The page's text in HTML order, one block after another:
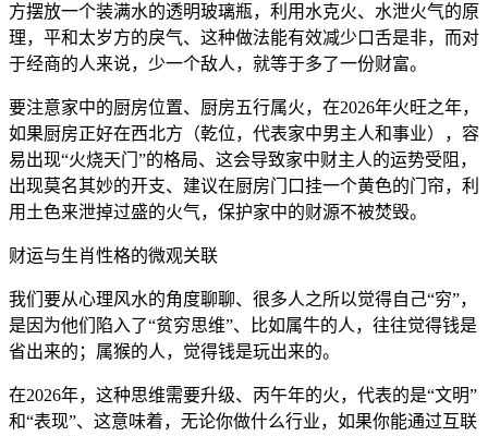
方摆放一个装满水的透明玻璃瓶，利用水克火、水泄火气的原
理，平和太岁方的戾气、这种做法能有效减少口舌是非，而对
于经商的人来说，少一个敌人，就等于多了一份财富。
要注意家中的厨房位置、厨房五行属火，在2026年火旺之年，
如果厨房正好在西北方（乾位，代表家中男主人和事业），容
易出现“火烧天门”的格局、这会导致家中财主人的运势受阻，
出现莫名其妙的开支、建议在厨房门口挂一个黄色的门帘，利
用土色来泄掉过盛的火气，保护家中的财源不被焚毁。
财运与生肖性格的微观关联
我们要从心理风水的角度聊聊、很多人之所以觉得自己“穷”，
是因为他们陷入了“贫穷思维”、比如属牛的人，往往觉得钱是
省出来的；属猴的人，觉得钱是玩出来的。
在2026年，这种思维需要升级、丙午年的火，代表的是“文明”
和“表现”、这意味着，无论你做什么行业，如果你能通过互联